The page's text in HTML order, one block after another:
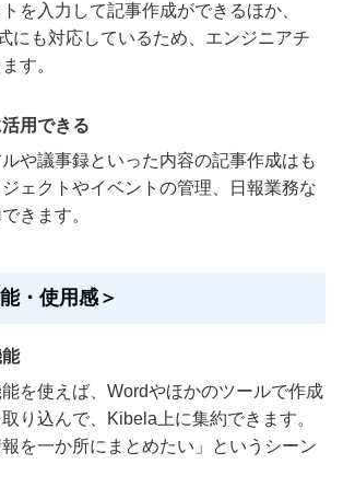
を入力して記事作成ができるほか、
にも対応しているため、エンジニアチ
す。
用できる
や議事録といった内容の記事作成はも
ェクトやイベントの管理、日報業務な
きます。
・使用感＞
を使えば、Wordやほかのツールで作成
り込んで、Kibela上に集約できます。
報を一か所にまとめたい」というシーン